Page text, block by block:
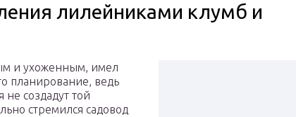
лилейниками клумб и
и ухоженным, имел
планирование, ведь
не создадут той
стремился садовод